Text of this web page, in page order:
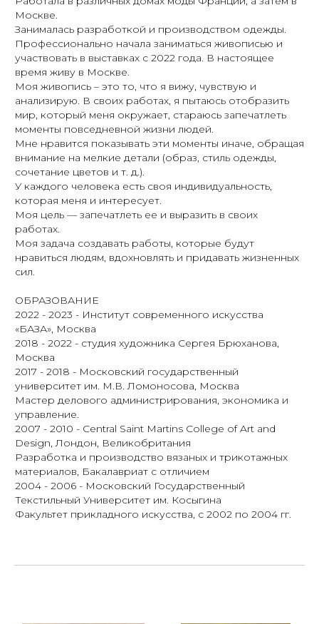
Мне нравится показывать эти моменты иначе, обращая
внимание на мелкие детали (образ, стиль одежды,
сочетание цветов и т. д.).
У каждого человека есть своя индивидуальность,
которая меня и интересует.
Моя цель — запечатлеть ее и выразить в своих
работах.
Моя задача создавать работы, которые будут
нравиться людям, вдохновлять и придавать жизненных
сил.
ОБРАЗОВАНИЕ
2022 - 2023 - Институт современного искусства
«БАЗА», Москва
2018 - 2022 - студия художника Сергея Брюханова,
Москва
2017 - 2018 - Московский государственный
университет им. М.В. Ломоносова, Москва
Мастер делового администрирования, экономика и
управление.
2007 - 2010 - Central Saint Martins College of Art and
Design, Лондон, Великобритания
Разработка и производство вязаных и трикотажных
материалов, Бакалавриат с отличием
2004 - 2006 - Московский Государственный
Текстильный Университет им. Косыгина
Факультет прикладного искусства, с 2002 по 2004 гг.